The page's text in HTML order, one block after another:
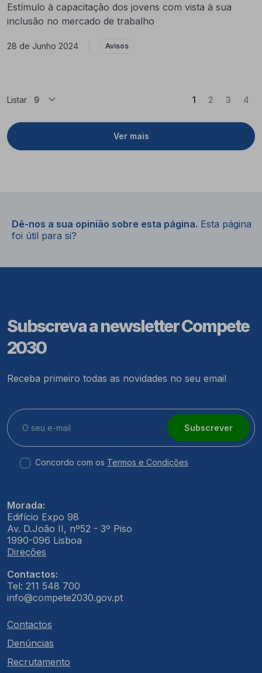
Estímulo à capacitação dos jovens com vista à sua
inclusão no mercado de trabalho
28 de Junho 2024 Avisos
Listar
Ver mais
1 (Atual)
2 3 4
Dê-nos a sua opinião sobre esta página. Esta página
foi útil para si?
Subscreva a newsletter Compete
2030
Receba primeiro todas as novidades no seu email
Subscrever
Concordo com os Termos e Condições
Morada:
Edifício Expo 98
Av. D.João II, nº52 - 3º Piso
1990-096 Lisboa
Direções
Contactos:
Tel: 211 548 700
info@compete2030.gov.pt
Contactos
Denúncias
Recrutamento